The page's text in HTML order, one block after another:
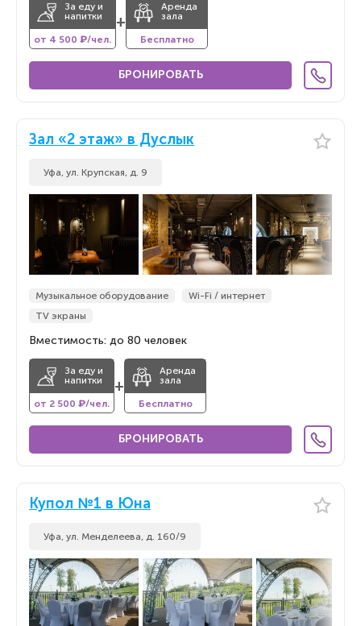
За еду и
напитки
от 4 500 ₽/чел.
+
Аренда
зала
Бесплатно
БРОНИРОВАТЬ
Зал «2 этаж» в Дуслык
Уфа, ул. Крупская, д. 9
Музыкальное оборудование
Wi-Fi / интернет
TV экраны
Вместимость: до 80 человек
За еду и
напитки
от 2 500 ₽/чел.
+
Аренда
зала
Бесплатно
БРОНИРОВАТЬ
Купол №1 в Юна
Уфа, ул. Менделеева, д. 160/9